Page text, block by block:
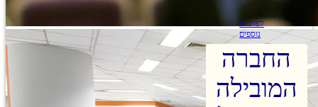
החברה
המובילה
לפרטים
נוספים